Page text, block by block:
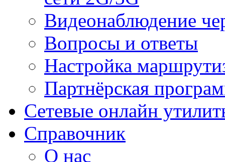
Видеонаблюдение
Вопросы и ответы
Настройка
Партнёрская
Сетевые онлайн
Справочник
О нас